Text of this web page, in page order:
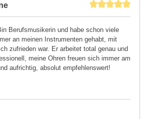
Berufsmusikerin und habe schon viele
an meinen Instrumenten gehabt, mit
zufrieden war. Er arbeitet total genau und
meine Ohren freuen sich immer am
aufrichtig, absolut empfehlenswert!